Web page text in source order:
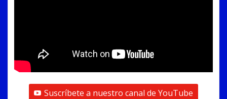
Suscríbete a nuestro canal de YouTube